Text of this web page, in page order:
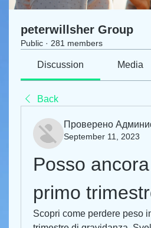
peterwillsher Group
Public · 281 members
Discussion Media
Back
Проверено
September 11, 2023
Posso
primo
Scopri come perdere peso